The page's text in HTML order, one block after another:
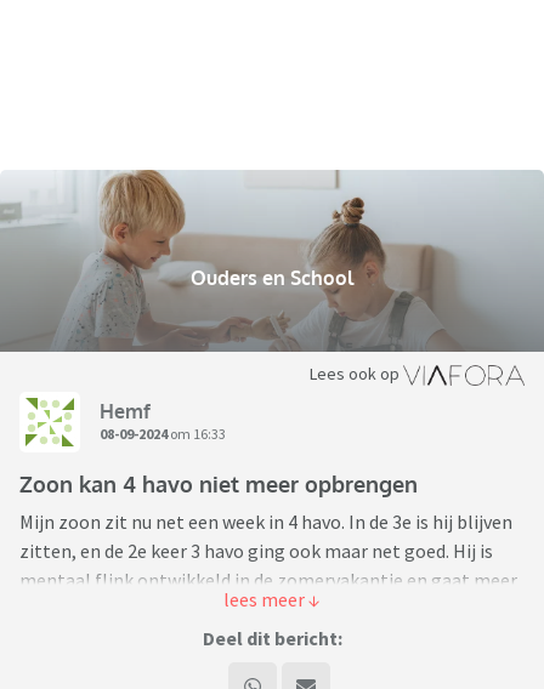
Ouders en School
Lees ook op
Hemf
08-09-2024om 16:33
Zoon kan 4 havo niet meer opbrengen
Mijn zoon zit nu net een week in 4 havo. In de 3e is hij blijven
zitten, en de 2e keer 3 havo ging ook maar net goed. Hij is
mentaal flink ontwikkeld in de zomervakantie en gaat meer
nadenken wat hij wil. Hij heeft nu aangegeven dat hij
helemaal klaar is met de middelbare school en graag naar
Deel dit bericht: